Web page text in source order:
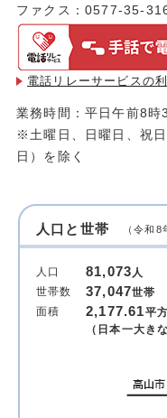
ファクス：0577-35-
電話リレーサービスの
業務時間：平日午前8
※土曜日、日曜日、祝
日）を除く
人口と世帯 （令和8
人口 81,073人
世帯数
37,047世帯
面積
2,177.61平
（日本一大き